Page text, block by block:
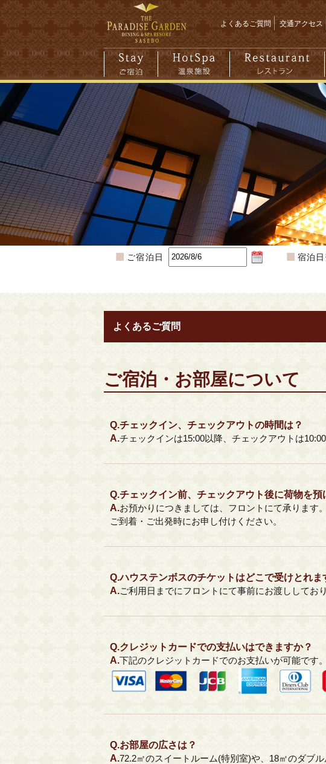
よくあるご質問 交通アクセス
ご宿泊日 宿泊日
よくあるご質問
ご宿泊・お部屋について
Q.チェックイン、チェックアウトの時間は？
A.チェックインは15:00以降、チェックアウトは10:00
Q.チェックイン前、チェックアウト後に荷物を預
A.お預かりにつきましては、フロントにて承ります。
ご到着・ご出発時にお申し付けください。
Q.ハウステンボスのチケットはどこで受けとれま
A.ご利用日までにフロントにて事前にお渡ししており
Q.クレジットカードでの支払いはできますか？
A.下記のクレジットカードでのお支払いが可能です。
Q.お部屋の広さは？
A.72.2㎡のスイートルーム(特別室)や、18㎡のダブ